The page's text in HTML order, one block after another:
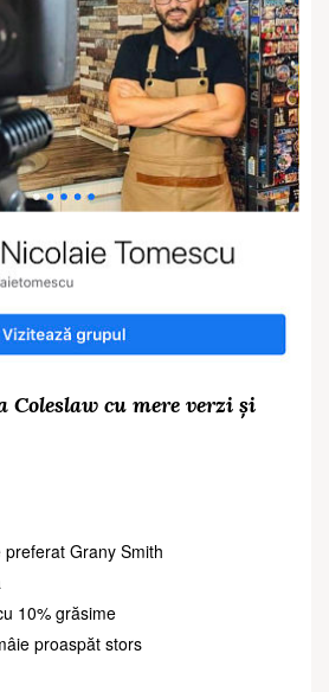
Coleslaw cu mere verzi și
Grany Smith
10% grăsime
proaspăt stors